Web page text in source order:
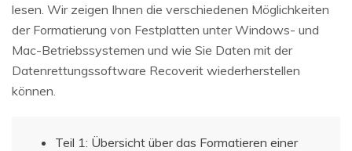
lesen. Wir zeigen Ihnen die verschiedenen Möglichkeiten
der Formatierung von Festplatten unter Windows- und
Mac-Betriebssystemen und wie Sie Daten mit der
Datenrettungssoftware Recoverit wiederherstellen
können.
Teil 1: Übersicht über das Formatieren einer